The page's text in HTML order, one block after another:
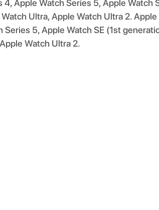
Apple Watch Series 5, Apple
Ultra, Apple Watch Ultra 2.
5, Apple Watch SE (1st
Watch Ultra 2.